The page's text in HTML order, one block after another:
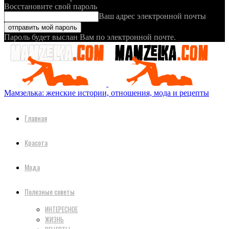
Восстановите свой пароль
Ваш адрес электронной почты
Пароль будет выслан Вам по электронной почте.
Мамзелька: женские истории, отношения, мода и рецепты
Главная
Красота
Мода
Полезные советы
ИНТЕРЕСНОЕ
ЖИЗНЬ